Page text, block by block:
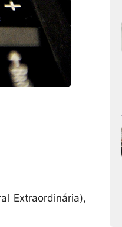
Extraordinária),